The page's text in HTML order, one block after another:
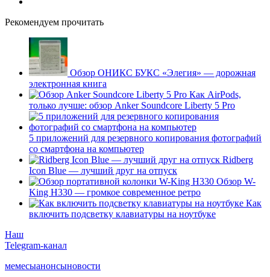
Рекомендуем прочитать
Обзор ОНИКС БУКС «Элегия» — дорожная
электронная книга
Как AirPods,
только лучше: обзор Anker Soundcore Liberty 5 Pro
5 приложений для резервного копирования фотографий
со смартфона на компьютер
Ridberg
Icon Blue — лучший друг на отпуск
Обзор W-
King H330 — громкое современное ретро
Как
включить подсветку клавиатуры на ноутбуке
Наш
Telegram-канал
мемесыанонсыновости